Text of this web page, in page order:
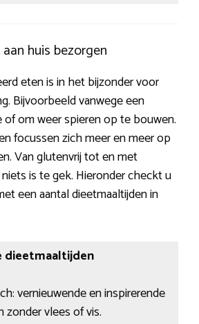
huis bezorgen
eten is in het bijzonder voor
Bijvoorbeeld vanwege een
of om weer spieren op te bouwen.
focussen zich meer en meer op
Van glutenvrij tot en met
is te gek. Hieronder checkt u
een aantal dieetmaaltijden in
dieetmaaltijden
vernieuwende en inspirerende
zonder vlees of vis.